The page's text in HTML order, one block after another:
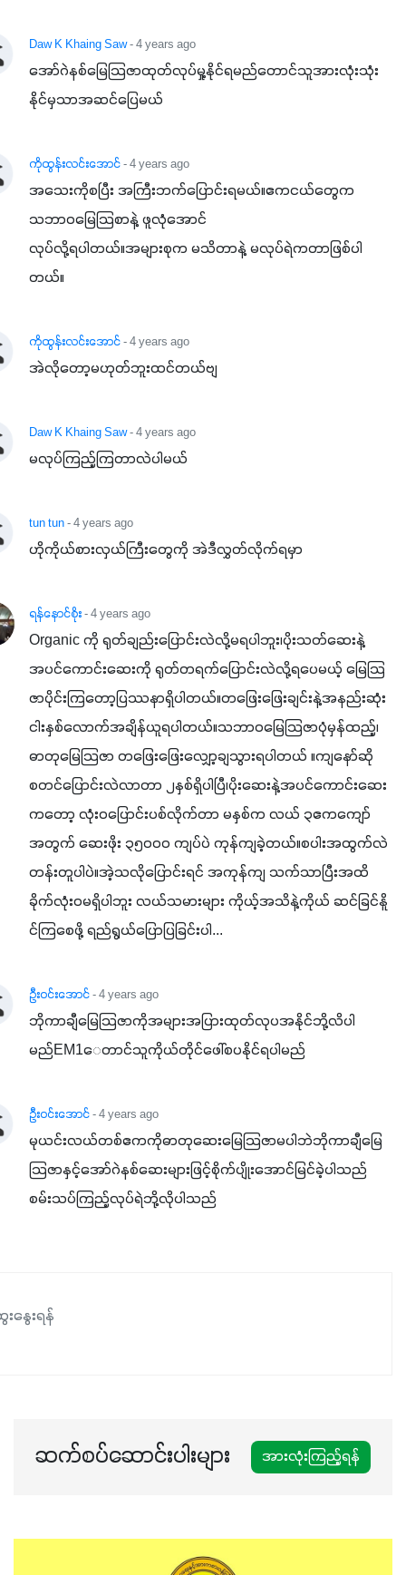
မတ်သီးစုံကို သုံးကြပါစို့....
Daw K Khaing Saw- 4 years ago
​အော်ဂဲနစ်​မြေသြဇာထုတ်လုပ်မှု့နိုင်ရမည်​တောင်သူအားလုံးသုံး
နိုင်မှသာအဆင်​ပြေမယ်
ကိုထွန်းလင်းအောင်- 4 years ago
အသေးကိုစပြီး အကြီးဘက်ပြောင်းရမယ်။ဧကငယ်တွေက
သဘာဝမြေသြစာနဲ့ ဖူလုံအောင်
လုပ်လို့ရပါတယ်။အများစုက မသိတာနဲ့ မလုပ်ရဲကတာဖြစ်ပါ
တယ်။
ကိုထွန်းလင်းအောင်- 4 years ago
အဲလိုတော့မဟုတ်ဘူးထင်တယ်ဗျ
Daw K Khaing Saw- 4 years ago
မလုပ်ကြည့်ကြတာလဲပါမယ်
tun tun- 4 years ago
ဟိုကိုယ်စားလှယ်ကြီးတွေကို အဲဒီလွှတ်လိုက်ရမှာ
ရန်နောင်စိုး- 4 years ago
Organic ကို ရုတ်ချည်းပြောင်းလဲလို့မရပါဘူး၊ပိုးသတ်ဆေးနဲ့
အပင်ကောင်းဆေးကို ရုတ်တရက်ပြောင်းလဲလို့ရပေမယ့် မြေသြ
ဇာပိုင်းကြတော့ပြဿနာရှိပါတယ်။တဖြေးဖြေးချင်းနဲ့အနည်းဆုံး
ငါးနှစ်လောက်အချိန်ယူရပါတယ်။သဘာဝမြေသြဇာပုံမှန်ထည့်၊
ဓာတုမြေသြဇာ တဖြေးဖြေးလျှော့ချသွားရပါတယ် ။ကျနော်ဆို
စတင်ပြောင်းလဲလာတာ ၂နှစ်ရှိပါပြီ၊ပိုးဆေးနဲ့အပင်ကောင်းဆေး
ကတော့ လုံးဝပြောင်းပစ်လိုက်တာ မနှစ်က လယ် ၃ဧကကျော်
အတွက် ဆေးဖိုး ၃၅၀၀၀ ကျပ်ပဲ ကုန်ကျခဲ့တယ်။စပါးအထွက်လဲ
တန်းတူပါပဲ။အဲ့သလိုပြောင်းရင် အကုန်ကျ သက်သာပြီးအထိ
ခိုက်လုံးဝမရှိပါဘူး လယ်သမားများ ကိုယ့်အသိနဲ့ကိုယ် ဆင်ခြင်နိူ
င်ကြစေဖို့ ရည်ရွယ်ပြောပြခြင်းပါ...
ဦးဝင်းအောင်- 4 years ago
ဘိုကာချီမြေသြဇာကိုအများအပြားထုတ်လုပအနိုင်ဘို့လိပါ
မည်EM1ေတာင်သူကိုယ်တိုင်ဖေါ်စပနိုင်ရပါမည်
ဦးဝင်းအောင်- 4 years ago
မုယင်းလယ်တစ်ဧကကိုဓာတုဆေးမြေသြဇာမပါဘဲဘိုကာချီမြေ
သြဇာနှင့်အော်ဂဲနစ်ဆေးများဖြင့်စိုက်ပျိုးအောင်မြင်ခဲ့ပါသည်
စမ်းသပ်ကြည့်လုပ်ရဲဘို့လိုပါသည်
နွေးရန်
ဆက်စပ်ဆောင်းပါးများ အားလုံးကြည့်ရန်